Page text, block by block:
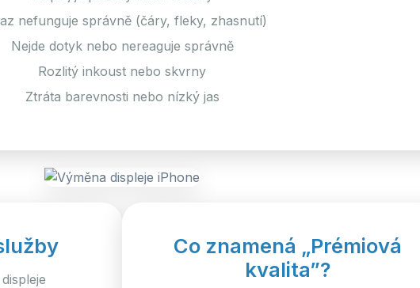
nefunguje správně (čáry, fleky, zhasnutí)
Nejde dotyk nebo nereaguje správně
Rozlitý inkoust nebo skvrny
Ztráta barevnosti nebo nízký jas
Co znamená „Prémiová
kvalita”?